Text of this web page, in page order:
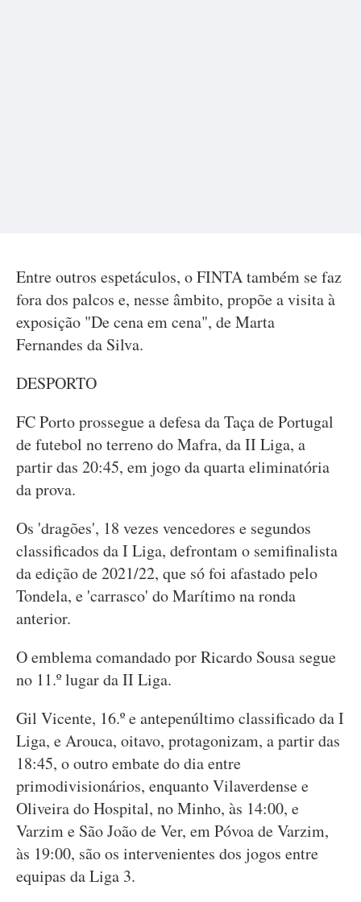
Entre outros espetáculos, o FINTA também se faz
fora dos palcos e, nesse âmbito, propõe a visita à
exposição "De cena em cena", de Marta
Fernandes da Silva.
DESPORTO
FC Porto prossegue a defesa da Taça de Portugal
de futebol no terreno do Mafra, da II Liga, a
partir das 20:45, em jogo da quarta eliminatória
da prova.
Os 'dragões', 18 vezes vencedores e segundos
classificados da I Liga, defrontam o semifinalista
da edição de 2021/22, que só foi afastado pelo
Tondela, e 'carrasco' do Marítimo na ronda
anterior.
O emblema comandado por Ricardo Sousa segue
no 11.º lugar da II Liga.
Gil Vicente, 16.º e antepenúltimo classificado da I
Liga, e Arouca, oitavo, protagonizam, a partir das
18:45, o outro embate do dia entre
primodivisionários, enquanto Vilaverdense e
Oliveira do Hospital, no Minho, às 14:00, e
Varzim e São João de Ver, em Póvoa de Varzim,
às 19:00, são os intervenientes dos jogos entre
equipas da Liga 3.